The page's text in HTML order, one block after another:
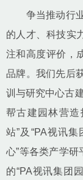
争当推动行业
的人才、科技实
注和高度评价，
品牌。我们先后
训与研究中心古
帮古建园林营造
站”及“PA视讯
心”等各类产学
的“PA视讯集团